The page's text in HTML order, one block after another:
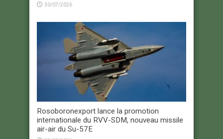
30/07/2026
Rosoboronexport lance la promotion
internationale du RVV-SDM, nouveau missile
air-air du Su-57E